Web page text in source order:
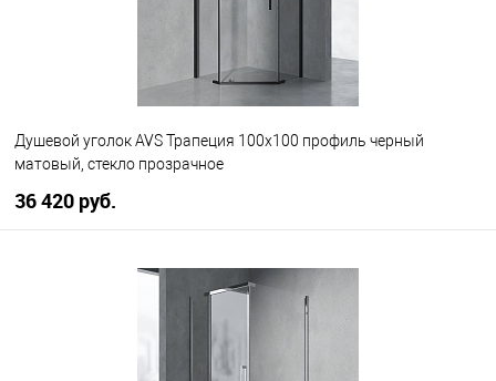
Душевой уголок AVS Трапеция 100x100 профиль черный
матовый, стекло прозрачное
36 420 руб.
В корзину
В наличии